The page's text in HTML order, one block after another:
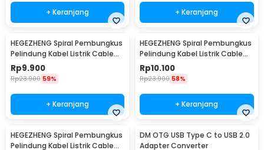
+ Keranjang + Keranjang
HEGEZHENG Spiral Pembungkus
Pelindung Kabel Listrik Cable
Organizer 6mmx14M - HPS-60
Rp9.900
Rp23.900 59%
+ Keranjang
HEGEZHENG Spiral Pembungkus
Pelindung Kabel Listrik Cable
Organizer 10mmx8M - HPS-60
Rp10.100
Rp23.900 58%
+ Keranjang
HEGEZHENG Spiral Pembungkus
Pelindung Kabel Listrik Cable
DM OTG USB Type C to USB 2.0
Adapter Converter